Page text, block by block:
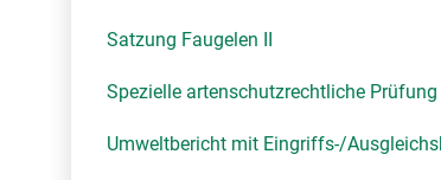
Satzung Faugelen II
Spezielle artenschutzrechtliche Prüfung
Umweltbericht mit Eingriffs-/